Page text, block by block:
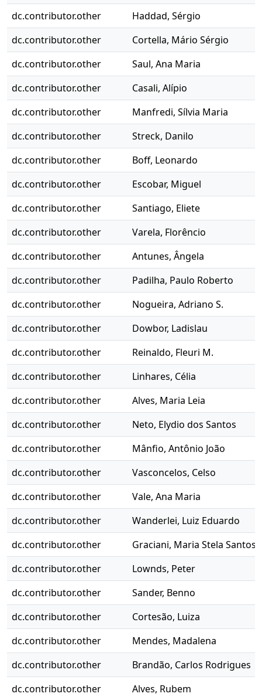
dc.contributor.other
Haddad, Sérgio
dc.contributor.other
Cortella, Mário Sérgio
dc.contributor.other
Saul, Ana Maria
dc.contributor.other
Casali, Alípio
dc.contributor.other
Manfredi, Sílvia Maria
dc.contributor.other
Streck, Danilo
dc.contributor.other
Boff, Leonardo
dc.contributor.other
Escobar, Miguel
dc.contributor.other
Santiago, Eliete
dc.contributor.other
Varela, Florêncio
dc.contributor.other
Antunes, Ângela
dc.contributor.other
Padilha, Paulo Roberto
dc.contributor.other
Nogueira, Adriano S.
dc.contributor.other
Dowbor, Ladislau
dc.contributor.other
Reinaldo, Fleuri M.
dc.contributor.other
Linhares, Célia
dc.contributor.other
Alves, Maria Leia
dc.contributor.other
Neto, Elydio dos Santos
dc.contributor.other
Mânfio, Antônio João
dc.contributor.other
Vasconcelos, Celso
dc.contributor.other
Vale, Ana Maria
dc.contributor.other
Wanderlei, Luiz Eduardo
dc.contributor.other
Graciani, Maria Stela Santos
dc.contributor.other
Lownds, Peter
dc.contributor.other
Sander, Benno
dc.contributor.other
Cortesão, Luiza
dc.contributor.other
Mendes, Madalena
dc.contributor.other
Brandão, Carlos Rodrigues
dc.contributor.other
Alves, Rubem